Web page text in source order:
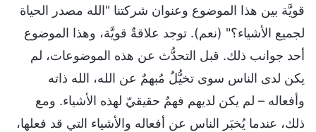
قويَّة بين هذا الموضوع وعنوان شركتنا "الله مصدر الحياة
لجميع الأشياء؟" (نعم). توجد علاقةٌ قويَّة، وهذا الموضوع
أحد جوانب ذلك. قبل التحدُّث عن هذه الموضوعات، لم
يكن لدى الناس سوى تخيُّلٌ مُبهمٌ عن الله، الله ذاته
وأفعاله – لم يكن لديهم فهمٌ حقيقيّ لهذه الأشياء. ومع
ذلك، عندما يُخبَر الناس عن أفعاله والأشياء التي قد فعلها،